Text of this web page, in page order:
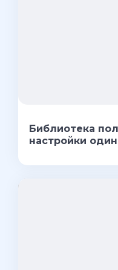
Библиотека
настройки